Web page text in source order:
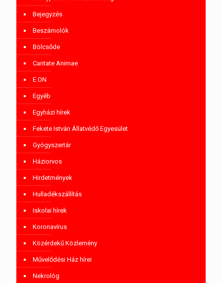
Bejegyzés
Beszámolók
Bölcsőde
Cantate Animae
E.ON
Egyéb
Egyházi hírek
Fekete István Állatvédő Egyesület
Gyógyszertár
Háziorvos
Hirdetmények
Hulladékszállítás
Iskolai hírek
Koronavírus
Közérdekű Közlemény
Művelődési Ház hírei
Nekrológ